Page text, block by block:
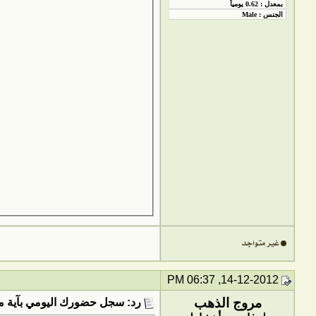
مروج الذهب رد: سجل حضورك اليومي بآية